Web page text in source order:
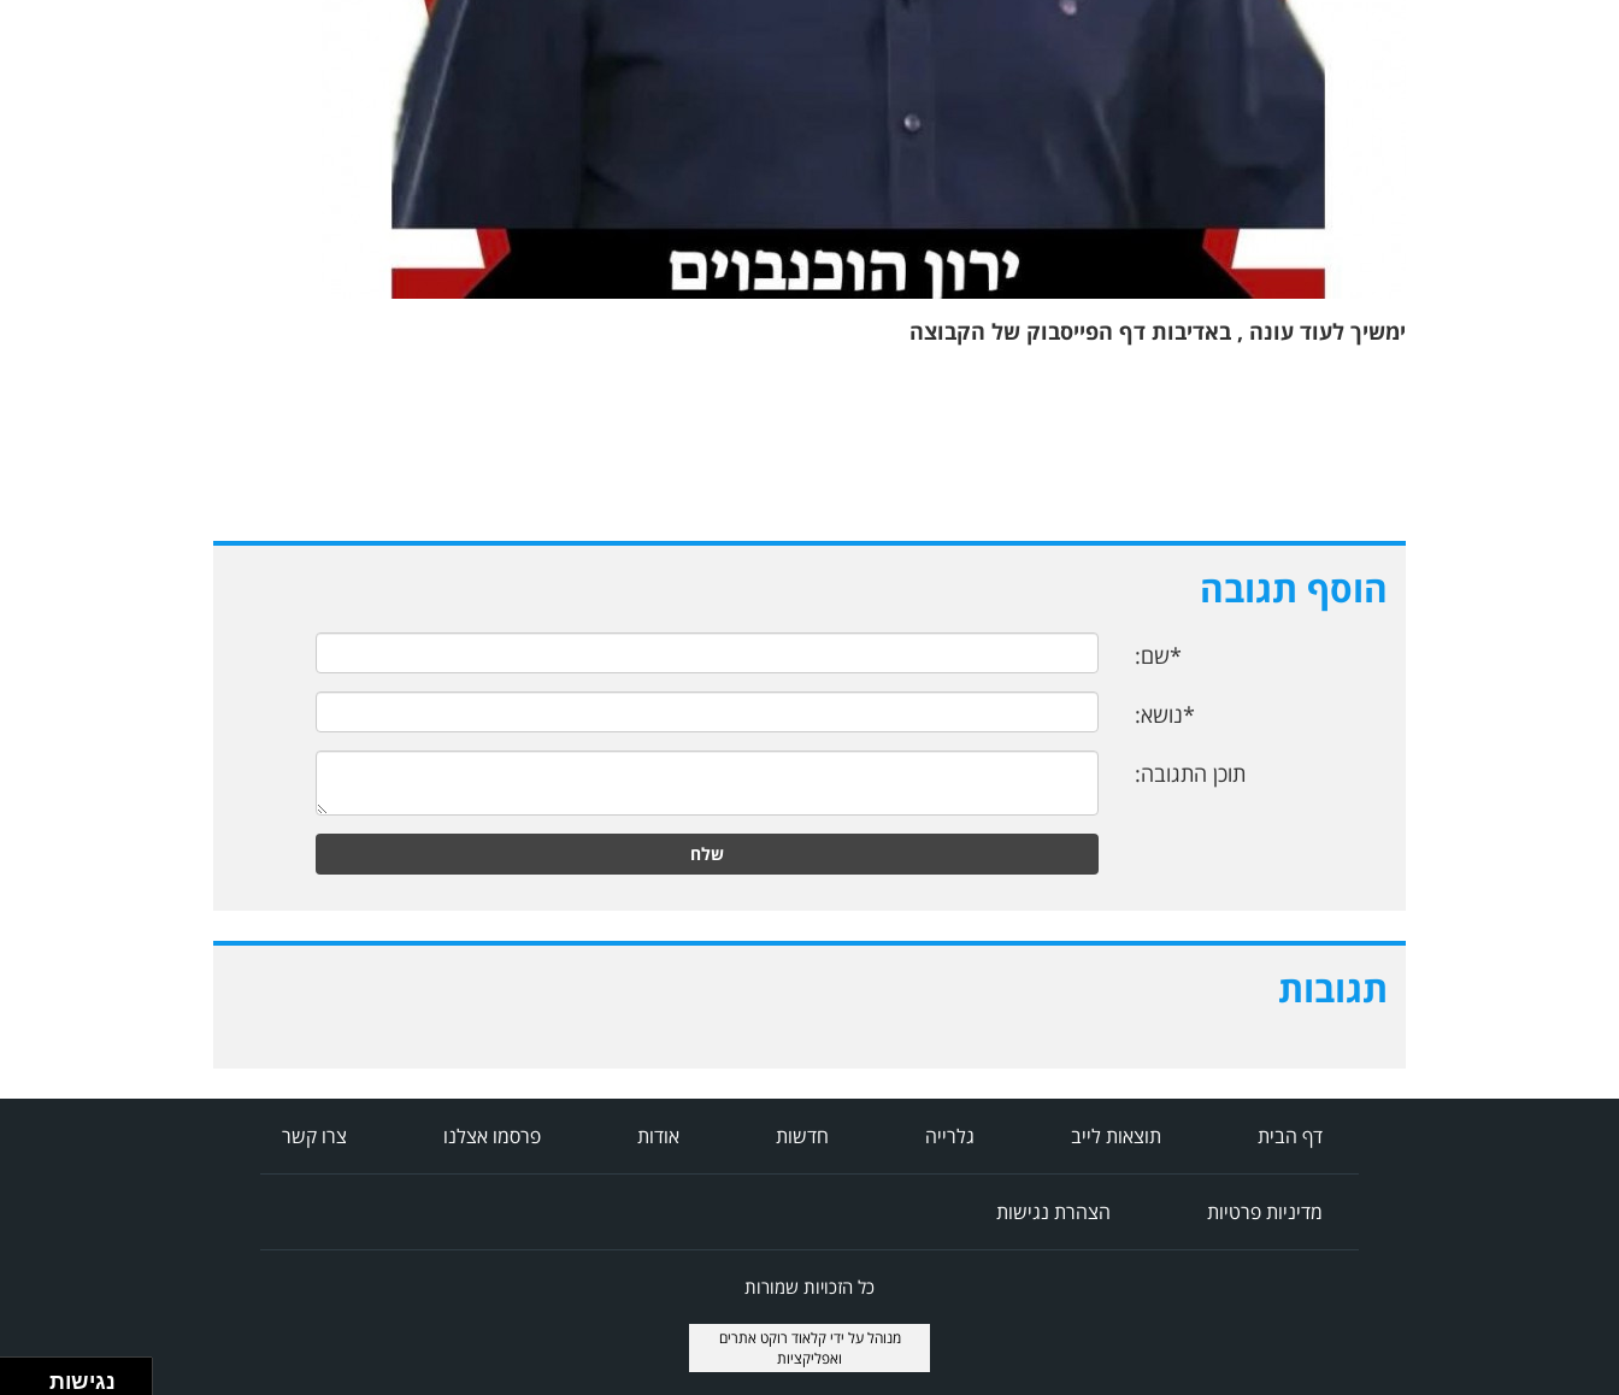
ימשיך לעוד עונה , באדיבות דף הפייסבוק של הקבוצה
הוסף תגובה
*שם:
*נושא:
תוכן התגובה:
שלח
תגובות
דף הבית תוצאות לייב גלרייה חדשות אודות פרסמו אצלנו צרו קשר
מדיניות פרטיות הצהרת נגישות
כל הזכויות שמורות
מנוהל על ידיקלאוד רוקט אתרים
ואפליקציות
נגישות